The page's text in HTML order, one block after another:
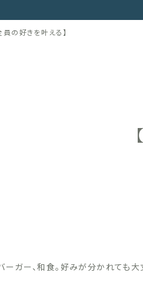
の好きを叶える】
ーガー、和食。好みが分かれても